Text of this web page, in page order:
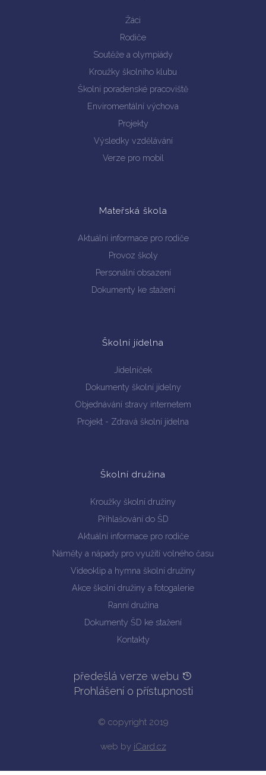
Vyhledávání na webu
Žáci
Rodiče
Soutěže a olympiády
Kroužky školního klubu
Školní poradenské pracoviště
Enviromentální výchova
Projekty
Výsledky vzdělávání
Verze pro mobil
Mateřská škola
Aktuální informace pro rodiče
Provoz školy
Personální obsazení
Dokumenty ke stažení
Školní jídelna
Jídelníček
Dokumenty školní jídelny
Objednávání stravy internetem
Projekt - Zdravá školní jídelna
Školní družina
Kroužky školní družiny
Přihlašování do ŠD
Aktuální informace pro rodiče
Náměty a nápady pro využití volného času
Videoklip a hymna školní družiny
Akce školní družiny a fotogalerie
Ranní družina
Dokumenty ŠD ke stažení
Kontakty
předešlá verze webu
Prohlášení o přístupnosti
© copyright 2019
web by iCard.cz